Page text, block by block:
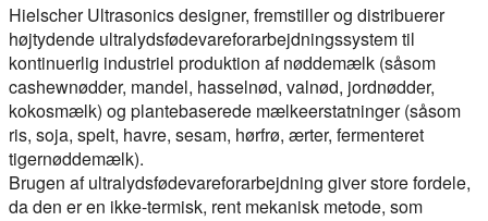
Hielscher Ultrasonics designer, fremstiller og distribuerer
højtydende ultralydsfødevareforarbejdningssystem til
kontinuerlig industriel produktion af nøddemælk (såsom
cashewnødder, mandel, hasselnød, valnød, jordnødder,
kokosmælk) og plantebaserede mælkeerstatninger (såsom
ris, soja, spelt, havre, sesam, hørfrø, ærter, fermenteret
tigernøddemælk).
Brugen af ultralydsfødevareforarbejdning giver store fordele,
da den er en ikke-termisk, rent mekanisk metode, som